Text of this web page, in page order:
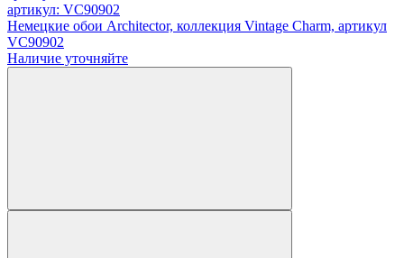
артикул: VC90902
Немецкие обои Architector, коллекция Vintage Charm, артикул
VC90902
Наличие уточняйте